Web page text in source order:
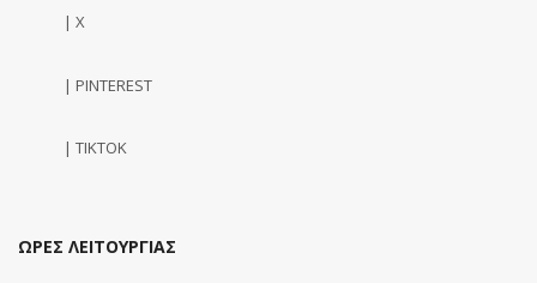
| X
| PINTEREST
| TIKTOK
ΩΡΕΣ ΛΕΙΤΟΥΡΓΙΑΣ